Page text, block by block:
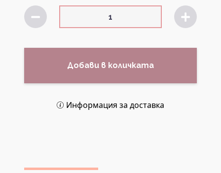
Добави в количката
Информация за доставка